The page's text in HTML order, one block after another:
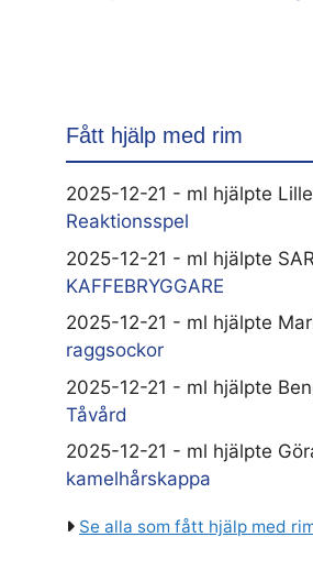
Fått hjälp med rim
2025-12-21 - ml hjälpte
Reaktionsspel
2025-12-21 - ml hjälpte
KAFFEBRYGGARE
2025-12-21 - ml hjälpte
raggsockor
2025-12-21 - ml hjälpte
Tåvård
2025-12-21 - ml hjälpte
kamelhårskappa
Se alla som fått hjälp med